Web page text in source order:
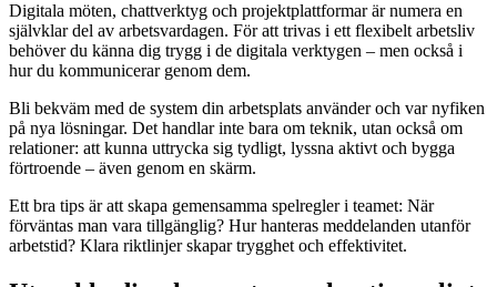
Digitala möten, chattverktyg och projektplattformar är numera en
självklar del av arbetsvardagen. För att trivas i ett flexibelt arbetsliv
behöver du känna dig trygg i de digitala verktygen – men också i
hur du kommunicerar genom dem.
Bli bekväm med de system din arbetsplats använder och var nyfiken
på nya lösningar. Det handlar inte bara om teknik, utan också om
relationer: att kunna uttrycka sig tydligt, lyssna aktivt och bygga
förtroende – även genom en skärm.
Ett bra tips är att skapa gemensamma spelregler i teamet: När
förväntas man vara tillgänglig? Hur hanteras meddelanden utanför
arbetstid? Klara riktlinjer skapar trygghet och effektivitet.